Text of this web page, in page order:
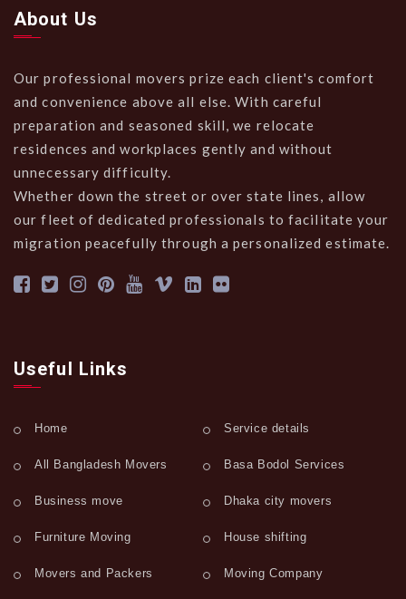
About Us
Our professional movers prize each client's comfort
and convenience above all else. With careful
preparation and seasoned skill, we relocate
residences and workplaces gently and without
unnecessary difficulty.
Whether down the street or over state lines, allow
our fleet of dedicated professionals to facilitate your
migration peacefully through a personalized estimate.
Useful Links
Home Service details
All Bangladesh Movers Basa Bodol Services
Business move Dhaka city movers
Furniture Moving House shifting
Movers and Packers Moving Company